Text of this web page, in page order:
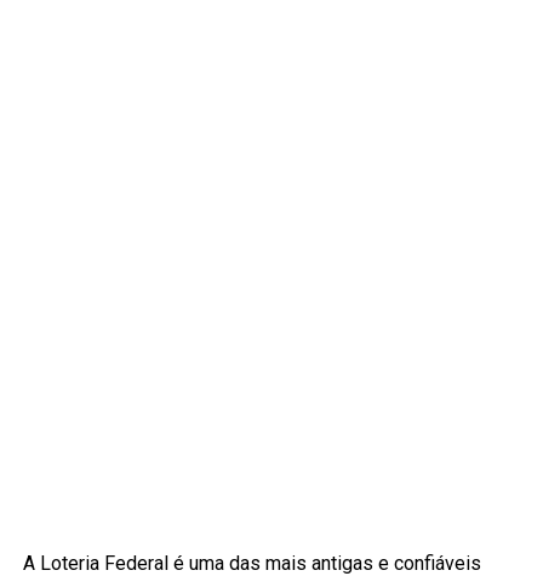
A Loteria Federal é uma das mais antigas e confiáveis